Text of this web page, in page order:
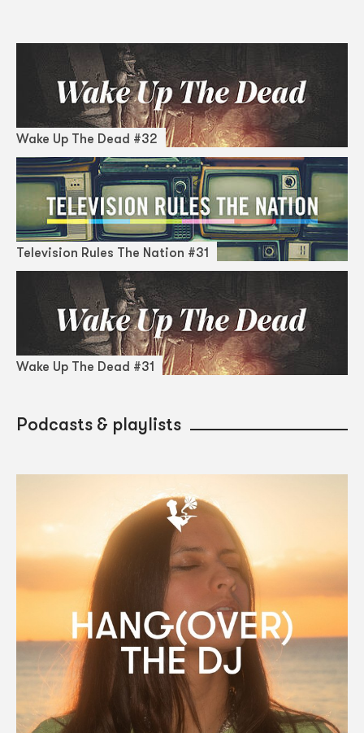
Wake Up The Dead #32
Television Rules The Nation #31
Wake Up The Dead #31
Podcasts & playlists